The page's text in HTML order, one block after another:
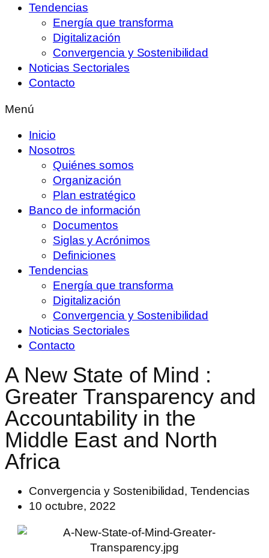
Tendencias
Energía que transforma
Digitalización
Convergencia y Sostenibilidad
Noticias Sectoriales
Contacto
Menú
Inicio
Nosotros
Quiénes somos
Organización
Plan estratégico
Banco de información
Documentos
Siglas y Acrónimos
Definiciones
Tendencias
Energía que transforma
Digitalización
Convergencia y Sostenibilidad
Noticias Sectoriales
Contacto
A New State of Mind :
Greater Transparency and
Accountability in the
Middle East and North
Africa
Convergencia y Sostenibilidad, Tendencias
10 octubre, 2022